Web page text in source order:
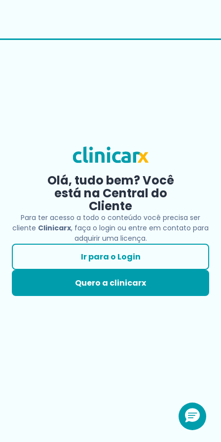
Olá, tudo bem? Você
está na Central do
Cliente
Para ter acesso a todo o conteúdo você precisa ser
cliente Clinicarx, faça o login ou entre em contato para
adquirir uma licença.
Ir para o Login
Quero a clinicarx